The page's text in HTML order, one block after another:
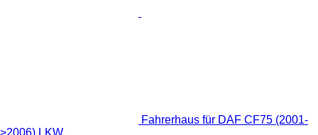
Fahrerhaus für DAF CF75 (2001-
>2006) LKW